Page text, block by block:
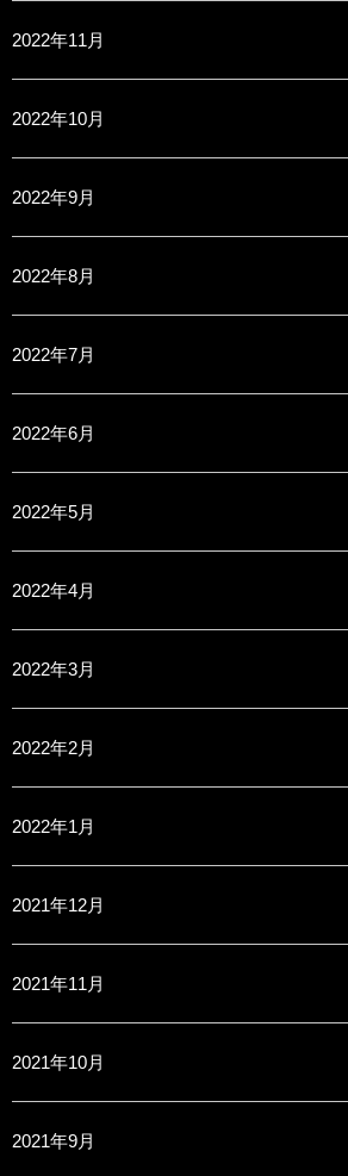
2022年11月
2022年10月
2022年9月
2022年8月
2022年7月
2022年6月
2022年5月
2022年4月
2022年3月
2022年2月
2022年1月
2021年12月
2021年11月
2021年10月
2021年9月